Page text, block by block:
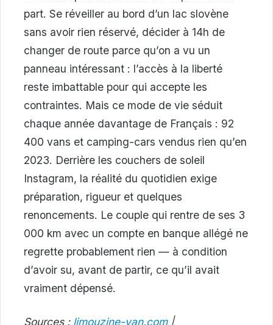
part. Se réveiller au bord d’un lac slovène
sans avoir rien réservé, décider à 14h de
changer de route parce qu’on a vu un
panneau intéressant : l’accès à la liberté
reste imbattable pour qui accepte les
contraintes. Mais ce mode de vie séduit
chaque année davantage de Français : 92
400 vans et camping-cars vendus rien qu’en
2023. Derrière les couchers de soleil
Instagram, la réalité du quotidien exige
préparation, rigueur et quelques
renoncements. Le couple qui rentre de ses 3
000 km avec un compte en banque allégé ne
regrette probablement rien — à condition
d’avoir su, avant de partir, ce qu’il avait
vraiment dépensé.
Sources : limouzine-van.com|